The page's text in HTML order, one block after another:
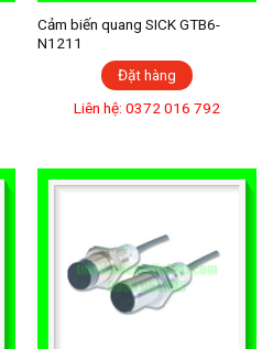
Cảm biến quang SICK GTB6-
N1211
Đặt hàng
Liên hệ: 0372 016 792